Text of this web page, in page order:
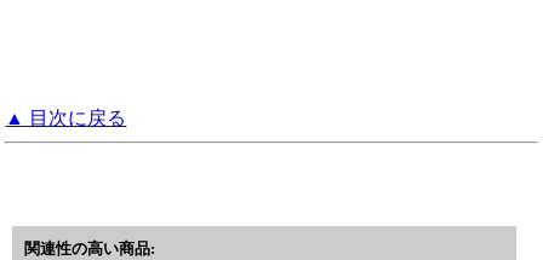
▲ 目次に戻る
関連性の高い商品: